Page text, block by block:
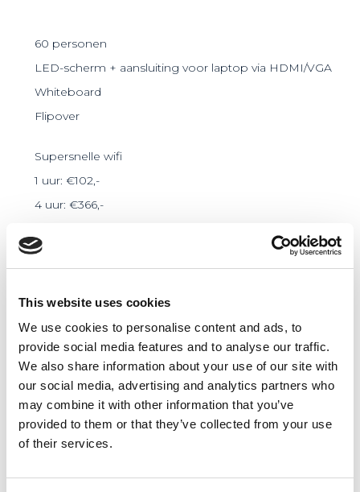
This website uses cookies
We use cookies to personalise content and ads, to
provide social media features and to analyse our traffic.
We also share information about your use of our site with
our social media, advertising and analytics partners who
may combine it with other information that you’ve
provided to them or that they’ve collected from your use
of their services.
60 personen
LED-scherm + aansluiting voor laptop via HDMI/VGA
Whiteboard
Flipover
Supersnelle wifi
1 uur: €102,-
4 uur: €366,-
Bekijk de ruimte
Catering tijdens jouw event
Boek je een ruimte bij The Field of PLNT, dan is er ook de
lang over napraten.